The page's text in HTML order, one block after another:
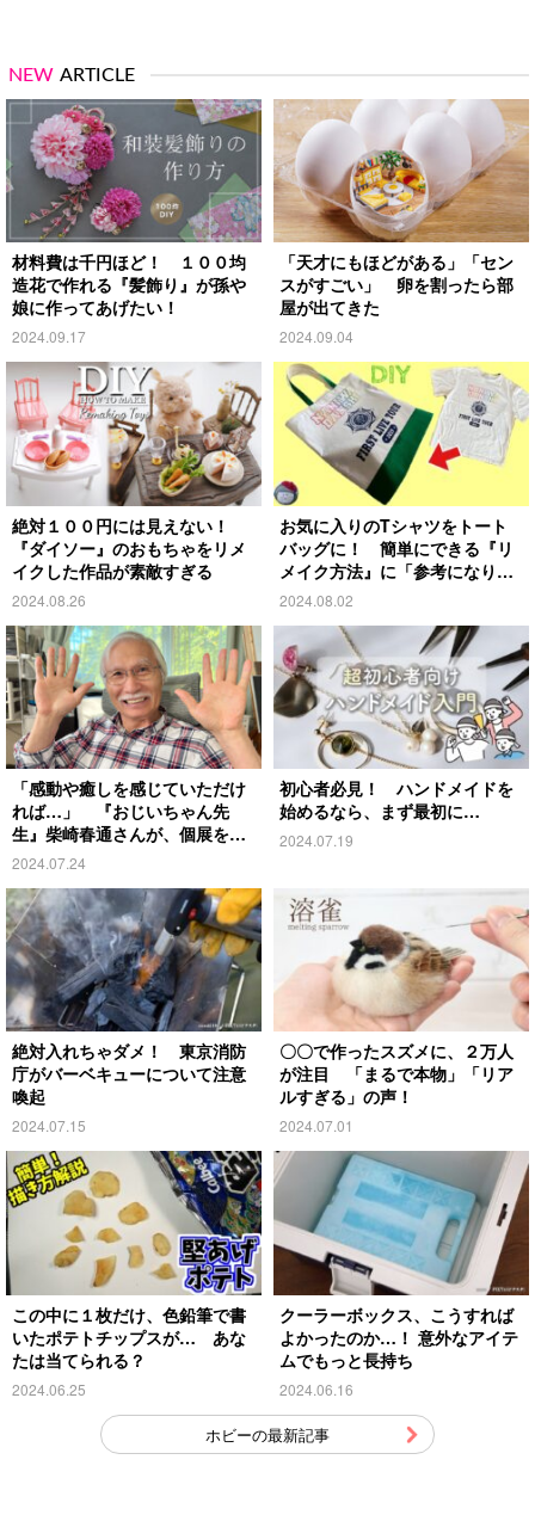
NEW ARTICLE
材料費は千円ほど！ １００均
造花で作れる『髪飾り』が孫や
娘に作ってあげたい！
2024.09.17
「天才にもほどがある」「セン
スがすごい」 卵を割ったら部
屋が出てきた
2024.09.04
絶対１００円には見えない！
『ダイソー』のおもちゃをリメ
イクした作品が素敵すぎる
2024.08.26
お気に入りのTシャツをトート
バッグに！ 簡単にできる『リ
メイク方法』に「参考になりま
す」
2024.08.02
「感動や癒しを感じていただけ
れば…」 『おじいちゃん先
生』柴崎春通さんが、個展を開
催！
2024.07.24
初心者必見！ ハンドメイドを
始めるなら、まず最初に…
2024.07.19
絶対入れちゃダメ！ 東京消防
庁がバーベキューについて注意
喚起
2024.07.15
〇〇で作ったスズメに、２万人
が注目 「まるで本物」「リア
ルすぎる」の声！
2024.07.01
この中に１枚だけ、色鉛筆で書
いたポテトチップスが… あな
たは当てられる？
2024.06.25
クーラーボックス、こうすれば
よかったのか…！ 意外なアイテ
ムでもっと長持ち
2024.06.16
ホビーの最新記事